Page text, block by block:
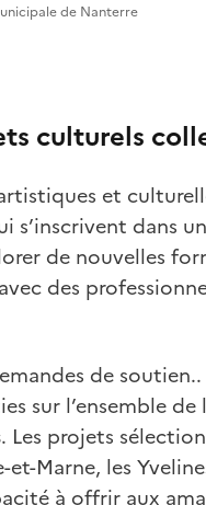
de Nanterre
culturels
et
dans
de nouvelles
des
de
sur l’ensemble de
. Les projets
Marne, les
à offrir aux